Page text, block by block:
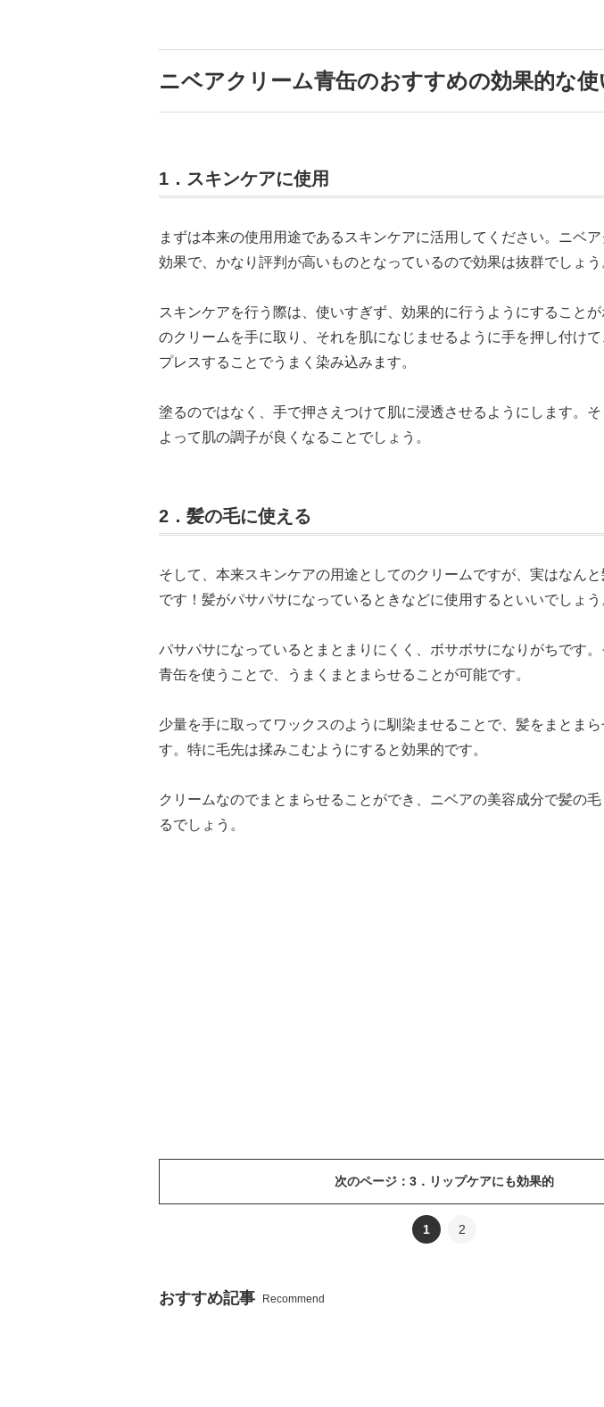
ニベアクリーム青缶のおすすめの効果的な使
1．スキンケアに使用
まずは本来の使用用途であるスキンケアに活用してください。ニベ
効果で、かなり評判が高いものとなっているので効果は抜群でしょう
スキンケアを行う際は、使いすぎず、効果的に行うようにすること
のクリームを手に取り、それを肌になじませるように手を押し付け
プレスすることでうまく染み込みます。
塗るのではなく、手で押さえつけて肌に浸透させるようにします。
よって肌の調子が良くなることでしょう。
2．髪の毛に使える
そして、本来スキンケアの用途としてのクリームですが、実はなん
です！髪がパサパサになっているときなどに使用するといいでしょう
パサパサになっているとまとまりにくく、ボサボサになりがちです
青缶を使うことで、うまくまとまらせることが可能です。
少量を手に取ってワックスのように馴染ませることで、髪をまとまら
す。特に毛先は揉みこむようにすると効果的です。
クリームなのでまとまらせることができ、ニベアの美容成分で髪の
るでしょう。
次のページ：3．リップケアにも効果的
1 2
おすすめ記事 Recommend